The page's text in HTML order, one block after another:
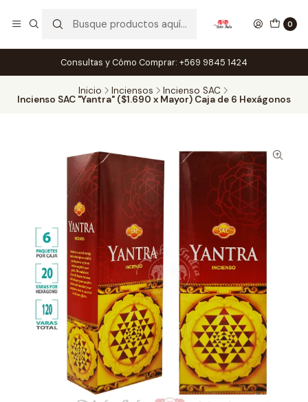
0
Consultas y Cómo Comprar: +569 9845 1424
Inicio Inciensos Incienso SAC
Incienso SAC "Yantra" ($1.690 x Mayor) Caja de 6 Hexágonos